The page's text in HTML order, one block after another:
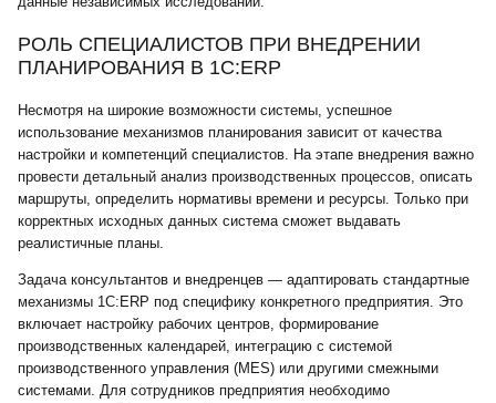
РОЛЬ СПЕЦИАЛИСТОВ ПРИ ВНЕДРЕНИИ
ПЛАНИРОВАНИЯ В 1С:ERP
Несмотря на широкие возможности системы, успешное
использование механизмов планирования зависит от качества
настройки и компетенций специалистов. На этапе внедрения важно
провести детальный анализ производственных процессов, описать
маршруты, определить нормативы времени и ресурсы. Только при
корректных исходных данных система сможет выдавать
реалистичные планы.
Задача консультантов и внедренцев — адаптировать стандартные
механизмы 1С:ERP под специфику конкретного предприятия. Это
включает настройку рабочих центров, формирование
производственных календарей, интеграцию с системой
производственного управления (MES) или другими смежными
системами. Для сотрудников предприятия необходимо